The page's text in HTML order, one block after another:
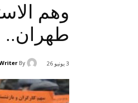
وهم
طهران..
3 يونيو 26 By